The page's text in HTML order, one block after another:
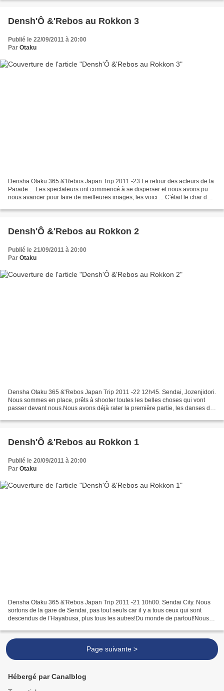
Densh'Ô &'Rebos au Rokkon 3
Publié le 22/09/2011 à 20:00
Par Otaku
Densha Otaku 365 &'Rebos Japan Trip 2011 -23 Le retour des acteurs de la
Parade ... Les spectateurs ont commencé à se disperser et nous avons pu
nous avancer pour faire de meilleures images, les voici ... C'était le char du
Densh'Ô &'Rebos au Rokkon 2
Publié le 21/09/2011 à 20:00
Par Otaku
Densha Otaku 365 &'Rebos Japan Trip 2011 -22 12h45. Sendai, Jozenjidori.
Nous sommes en place, prêts à shooter toutes les belles choses qui vont
passer devant nous.Nous avons déjà rater la première partie, les danses du
Densh'Ô &'Rebos au Rokkon 1
Publié le 20/09/2011 à 20:00
Par Otaku
Densha Otaku 365 &'Rebos Japan Trip 2011 -21 10h00. Sendai City. Nous
sortons de la gare de Sendai, pas tout seuls car il y a tous ceux qui sont
descendus de l'Hayabusa, plus tous les autres!Du monde de partout!Nous
Page suivante >
Hébergé par Canalblog